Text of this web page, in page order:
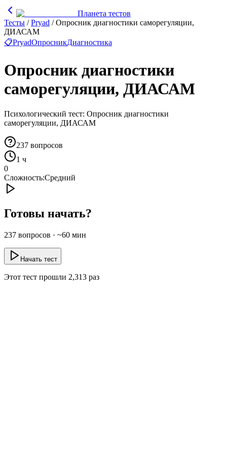
Планета тестов
Тесты /Pryad /Опросник диагностики саморегуляции,
ДИАСАМ
📋PryadОпросникДиагностика
Опросник диагностики
саморегуляции, ДИАСАМ
Психологический тест: Опросник диагностики
саморегуляции, ДИАСАМ
237 вопросов
1 ч
0
Сложность:Средний
Готовы начать?
237 вопросов · ~60 мин
Начать тест
Этот тест прошли 2,313 раз